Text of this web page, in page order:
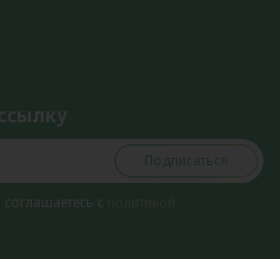
Подписаться
с